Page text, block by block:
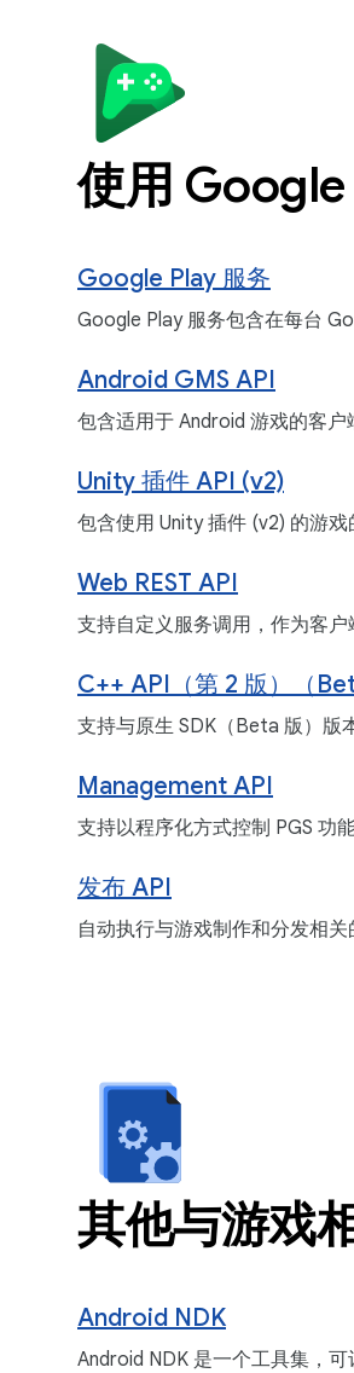
使用
Google Play 服务
Google Play 服务包含在每台
Android GMS API
包含适用于 Android 游戏的客户
Unity 插件 API (v2)
包含使用 Unity 插件 (v2) 的游戏
Web REST API
支持自定义服务调用，作为客户
C++ API（第 2 版）（
支持与原生 SDK（Beta 版）版
Management API
支持以程序化方式控制 PGS 功
发布 API
自动执行与游戏制作和分发相关
其他与游戏
Android NDK
Android NDK 是一个工具集，